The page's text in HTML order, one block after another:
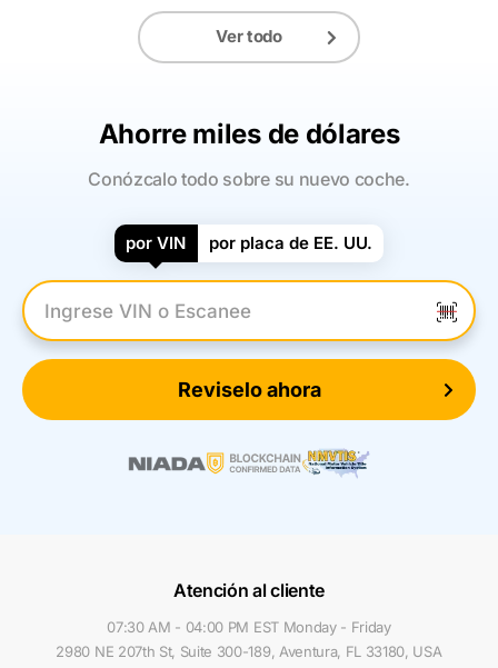
Ver todo
Ahorre miles de dólares
Conózcalo todo sobre su nuevo coche.
por VIN por placa de EE. UU.
Introduzca el VIN
Reviselo ahora
Atención al cliente
07:30 AM - 04:00 PM EST Monday - Friday
2980 NE 207th St, Suite 300-189, Aventura, FL 33180, USA